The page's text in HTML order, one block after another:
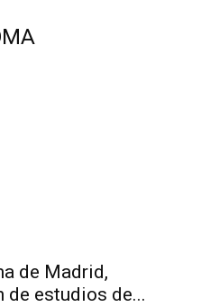
de Madrid,
estudios de...